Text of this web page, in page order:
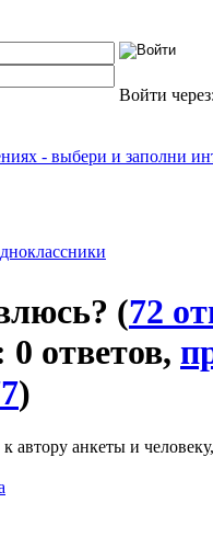
Войти через:
- выбери и заполни
(72
ответов,
)
автору анкеты и